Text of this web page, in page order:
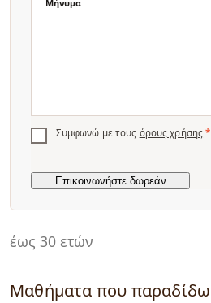
έως 30 ετών
Μαθήματα που παραδίδω
Μήνυμα
Συμφωνώ με τους όρους χρήσης *